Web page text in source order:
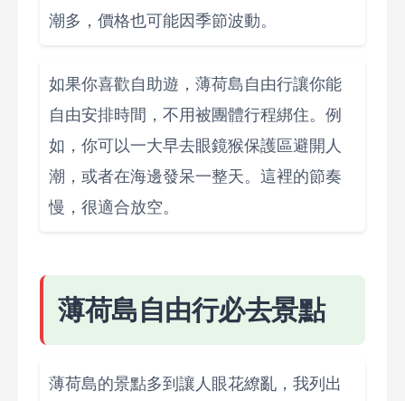
潮多，價格也可能因季節波動。
如果你喜歡自助遊，薄荷島自由行讓你能
自由安排時間，不用被團體行程綁住。例
如，你可以一大早去眼鏡猴保護區避開人
潮，或者在海邊發呆一整天。這裡的節奏
慢，很適合放空。
薄荷島自由行必去景點
薄荷島的景點多到讓人眼花繚亂，我列出